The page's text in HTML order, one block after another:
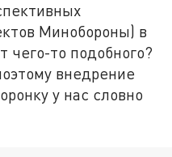
Минобороны) в
то подобного?
внедрение
у нас словно